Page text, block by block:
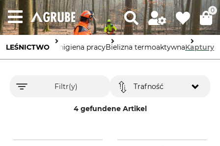
0
LEŚNICTWO i higiena pracyBielizna termoaktywnaKaptury
Filtr(y)
4 gefundene Artikel
Trafność